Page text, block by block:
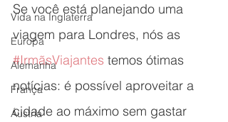
Vida na Inglaterra
Europa
Alemanha
França
Áustria
Se você está planejando uma
viagem para Londres, nós as
#IrmãsViajantes temos ótimas
notícias: é possível aproveitar a
cidade ao máximo sem gastar